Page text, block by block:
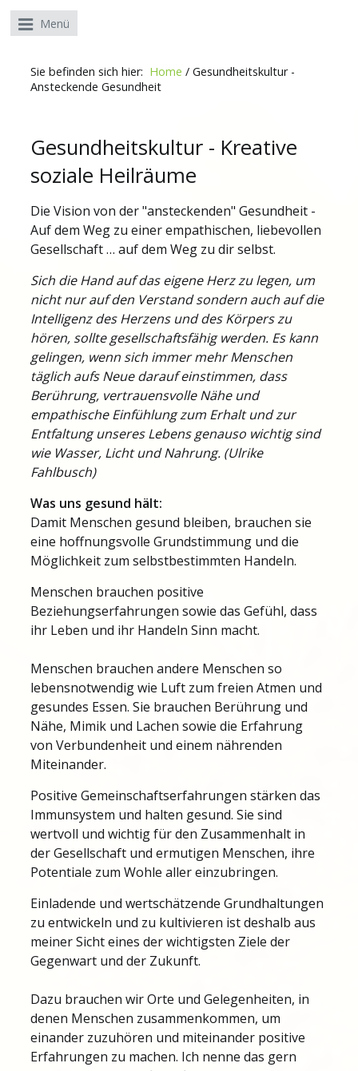
Menü
Sie befinden sich hier: Home / Gesundheitskultur -
Ansteckende Gesundheit
Gesundheitskultur - Kreative
soziale Heilräume
Die Vision von der "ansteckenden" Gesundheit -
Auf dem Weg zu einer empathischen, liebevollen
Gesellschaft … auf dem Weg zu dir selbst.
Sich die Hand auf das eigene Herz zu legen, um
nicht nur auf den Verstand sondern auch auf die
Intelligenz des Herzens und des Körpers zu
hören, sollte gesellschaftsfähig werden. Es kann
gelingen, wenn sich immer mehr Menschen
täglich aufs Neue darauf einstimmen, dass
Berührung, vertrauensvolle Nähe und
empathische Einfühlung zum Erhalt und zur
Entfaltung unseres Lebens genauso wichtig sind
wie Wasser, Licht und Nahrung. (Ulrike
Fahlbusch)
Was uns gesund hält:
Damit Menschen gesund bleiben, brauchen sie
eine hoffnungsvolle Grundstimmung und die
Möglichkeit zum selbstbestimmten Handeln.
Menschen brauchen positive
Beziehungserfahrungen sowie das Gefühl, dass
ihr Leben und ihr Handeln Sinn macht.
Menschen brauchen andere Menschen so
lebensnotwendig wie Luft zum freien Atmen und
gesundes Essen. Sie brauchen Berührung und
Nähe, Mimik und Lachen sowie die Erfahrung
von Verbundenheit und einem nährenden
Miteinander.
Positive Gemeinschaftserfahrungen stärken das
Immunsystem und halten gesund. Sie sind
wertvoll und wichtig für den Zusammenhalt in
der Gesellschaft und ermutigen Menschen, ihre
Potentiale zum Wohle aller einzubringen.
Einladende und wertschätzende Grundhaltungen
zu entwickeln und zu kultivieren ist deshalb aus
meiner Sicht eines der wichtigsten Ziele der
Gegenwart und der Zukunft.
Dazu brauchen wir Orte und Gelegenheiten, in
denen Menschen zusammenkommen, um
einander zuzuhören und miteinander positive
Erfahrungen zu machen. Ich nenne das gern